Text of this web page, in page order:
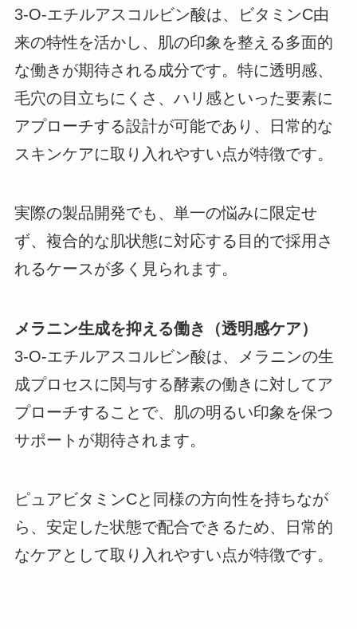
3-O-エチルアスコルビン酸は、ビタミンC由
来の特性を活かし、肌の印象を整える多面的
な働きが期待される成分です。特に透明感、
毛穴の目立ちにくさ、ハリ感といった要素に
アプローチする設計が可能であり、日常的な
スキンケアに取り入れやすい点が特徴です。
実際の製品開発でも、単一の悩みに限定せ
ず、複合的な肌状態に対応する目的で採用さ
れるケースが多く見られます。
メラニン生成を抑える働き（透明感ケア）
3-O-エチルアスコルビン酸は、メラニンの生
成プロセスに関与する酵素の働きに対してア
プローチすることで、肌の明るい印象を保つ
サポートが期待されます。
ピュアビタミンCと同様の方向性を持ちなが
ら、安定した状態で配合できるため、日常的
なケアとして取り入れやすい点が特徴です。